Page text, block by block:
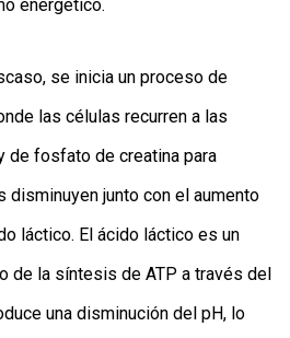
energético.
se inicia un proceso de
las células recurren a las
de fosfato de creatina para
disminuyen junto con el aumento
láctico. El ácido láctico es un
de la síntesis de ATP a través del
una disminución del pH, lo